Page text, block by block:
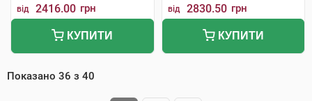
від 2416.00 грн
КУПИТИ
від 2830.50 грн
КУПИТИ
Показано 36 з 40